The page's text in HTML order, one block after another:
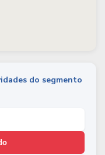
do segmento